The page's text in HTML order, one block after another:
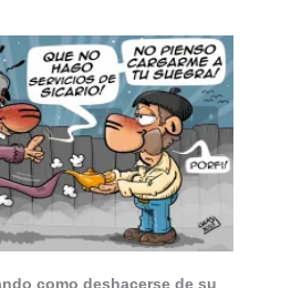
como deshacerse de su